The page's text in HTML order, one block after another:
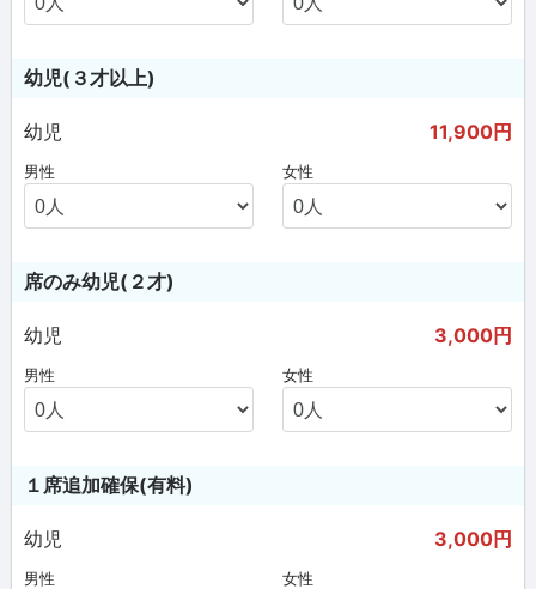
幼児(３才以上)
幼児 11,900円
男性 女性
席のみ幼児(２才)
幼児 3,000円
男性 女性
１席追加確保(有料)
幼児 3,000円
男性 女性